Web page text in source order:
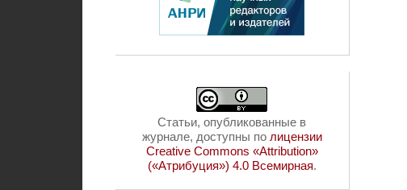
Статьи, опубликованные в
журнале, доступны по лицензии
Creative Commons «Attribution»
(«Атрибуция») 4.0 Всемирная.